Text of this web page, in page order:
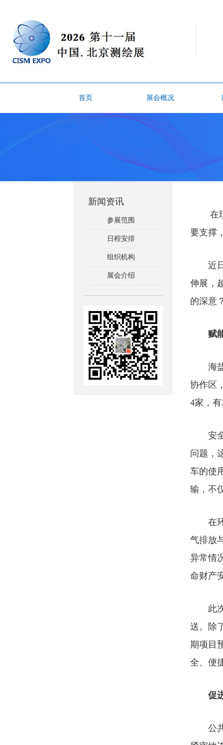
首页 展会概况
新闻资讯
参展范围
日程安排
组织机构
展会介绍
在现
要支撑
近日
伸展，
的深意
赋能
海盐
协作区
4家，
安全
问题，
车的使
输，不
在环
气排放
异常情
命财产
此次
送。除
期项目
全、便
促进
公共